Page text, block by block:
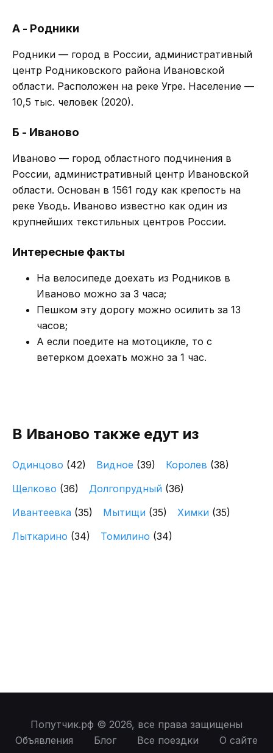
А - Родники
Родники — город в России, административный
центр Родниковского района Ивановской
области. Расположен на реке Угре. Население —
10,5 тыс. человек (2020).
Б - Иваново
Иваново — город областного подчинения в
России, административный центр Ивановской
области. Основан в 1561 году как крепость на
реке Уводь. Иваново известно как один из
крупнейших текстильных центров России.
Интересные факты
На велосипеде доехать из Родников в
Иваново можно за 3 часа;
Пешком эту дорогу можно осилить за 13
часов;
А если поедите на мотоцикле, то с
ветерком доехать можно за 1 час.
В Иваново также едут из
Одинцово (42) Видное (39) Королев (38)
Щелково (36) Долгопрудный (36)
Ивантеевка (35) Мытищи (35) Химки (35)
Лыткарино (34) Томилино (34)
Попутчик.рф © 2026, все права защищены
Объявления
Блог Все поездки О сайте